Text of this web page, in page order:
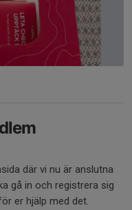
där vi nu är anslutna
gå in och registrera sig
er hjälp med det.